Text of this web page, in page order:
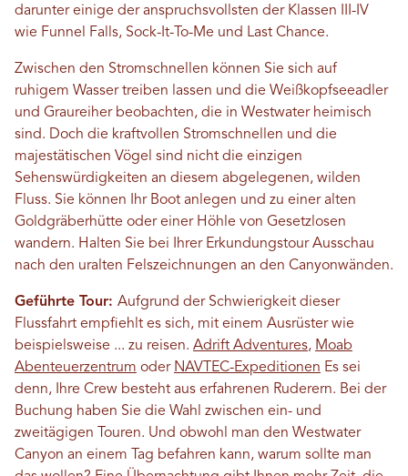
darunter einige der anspruchsvollsten der Klassen III-IV
wie Funnel Falls, Sock-It-To-Me und Last Chance.
Zwischen den Stromschnellen können Sie sich auf
ruhigem Wasser treiben lassen und die Weißkopfseeadler
und Graureiher beobachten, die in Westwater heimisch
sind. Doch die kraftvollen Stromschnellen und die
majestätischen Vögel sind nicht die einzigen
Sehenswürdigkeiten an diesem abgelegenen, wilden
Fluss. Sie können Ihr Boot anlegen und zu einer alten
Goldgräberhütte oder einer Höhle von Gesetzlosen
wandern. Halten Sie bei Ihrer Erkundungstour Ausschau
nach den uralten Felszeichnungen an den Canyonwänden.
Geführte Tour: Aufgrund der Schwierigkeit dieser
Flussfahrt empfiehlt es sich, mit einem Ausrüster wie
beispielsweise ... zu reisen. Adrift Adventures, Moab
Abenteuerzentrum oder NAVTEC-Expeditionen Es sei
denn, Ihre Crew besteht aus erfahrenen Ruderern. Bei der
Buchung haben Sie die Wahl zwischen ein- und
zweitägigen Touren. Und obwohl man den Westwater
Canyon an einem Tag befahren kann, warum sollte man